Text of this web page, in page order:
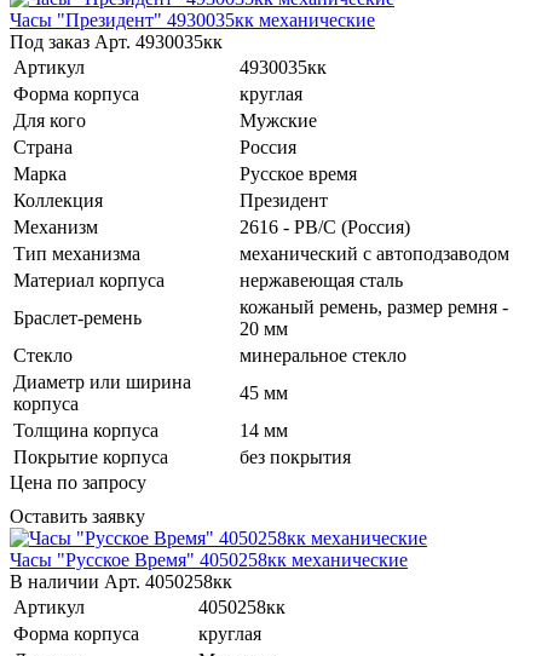
Часы "Президент" 4930035кк механические
Под заказ Арт. 4930035кк
Артикул
4930035кк
Форма корпуса
круглая
Для кого
Мужские
Страна
Россия
Марка
Русское время
Коллекция
Президент
Механизм
2616 - РВ/С (Россия)
Тип механизма
механический с автоподзаводом
Материал корпуса
нержавеющая сталь
Браслет-ремень
кожаный ремень, размер ремня -
20 мм
Стекло
минеральное стекло
Диаметр или ширина
корпуса
45 мм
Толщина корпуса
14 мм
Покрытие корпуса
без покрытия
Цена по запросу
Оставить заявку
Часы "Русское Время" 4050258кк механические
В наличии Арт. 4050258кк
Артикул
4050258кк
Форма корпуса
круглая